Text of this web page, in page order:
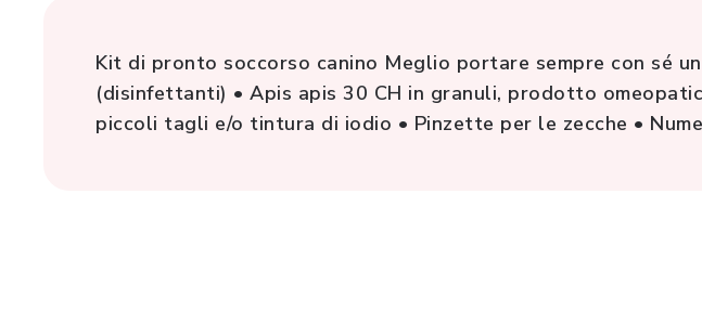
Kit di pronto soccorso canino Meglio portare sempre con sé
(disinfettanti) • Apis apis 30 CH in granuli, prodotto
piccoli tagli e/o tintura di iodio • Pinzette per le zecche •